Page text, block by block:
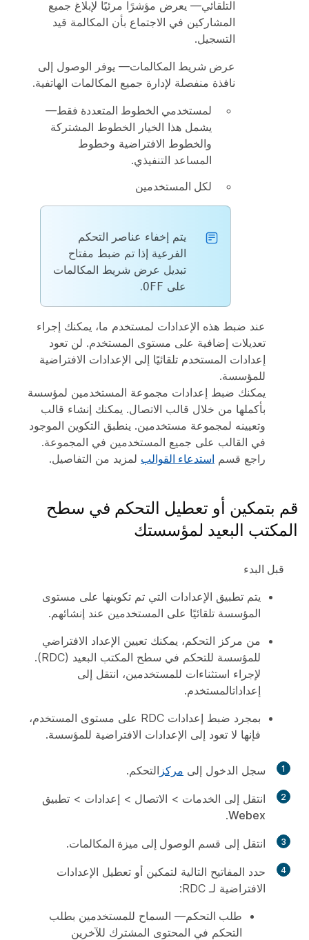
التلقائي— يعرض مؤشرًا مرئيًا لإبلاغ جميع
المشاركين في الاجتماع بأن المكالمة قيد
التسجيل.
عرض شريط المكالمات— يوفر الوصول إلى
نافذة منفصلة لإدارة جميع المكالمات الهاتفية.
لمستخدمي الخطوط المتعددة فقط—
يشمل هذا الخيار الخطوط المشتركة
والخطوط الافتراضية وخطوط
المساعد التنفيذي.
لكل المستخدمين
يتم إخفاء عناصر التحكم
الفرعية إذا تم ضبط مفتاح
تبديل عرض شريط المكالمات
على OFF
.
عند ضبط هذه الإعدادات لمستخدم ما، يمكنك إجراء
تعديلات إضافية على مستوى المستخدم. لن تعود
إعدادات المستخدم تلقائيًا إلى الإعدادات الافتراضية
للمؤسسة.
يمكنك ضبط إعدادات مجموعة المستخدمين لمؤسسة
بأكملها من خلال قالب الاتصال. يمكنك إنشاء قالب
وتعيينه لمجموعة مستخدمين. ينطبق التكوين الموجود
في القالب على جميع المستخدمين في المجموعة.
راجع قسم استدعاء القوالب لمزيد من التفاصيل.
قم بتمكين أو تعطيل التحكم في سطح
المكتب البعيد لمؤسستك
قبل البدء
يتم تطبيق الإعدادات التي تم تكوينها على مستوى
المؤسسة تلقائيًا على المستخدمين عند إنشائهم.
من مركز التحكم، يمكنك تعيين الإعداد الافتراضي
للمؤسسة للتحكم في سطح المكتب البعيد (RDC).
لإجراء استثناءات للمستخدمين، انتقل إلى
إعداداتالمستخدم.
بمجرد ضبط إعدادات RDC على مستوى المستخدم،
فإنها لا تعود إلى الإعدادات الافتراضية للمؤسسة.
1 سجل الدخول إلى مركز التحكم.
2 انتقل إلى الخدمات > الاتصال > إعدادات > تطبيق
Webex
.
3 انتقل إلى قسم الوصول إلى ميزة المكالمات.
4
حدد المفاتيح التالية لتمكين أو تعطيل الإعدادات
الافتراضية لـ RDC:
طلب التحكم— السماح للمستخدمين بطلب
التحكم في المحتوى المشترك للآخرين